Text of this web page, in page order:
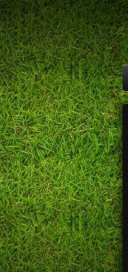
Ga
direct
naar
de
hoofdinhoud